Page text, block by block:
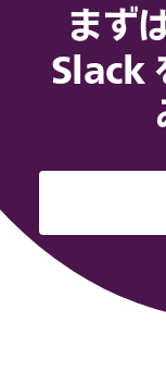
まず
Slack